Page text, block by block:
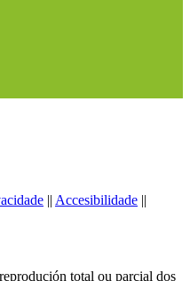
|| Accesibilidade ||
total ou parcial dos